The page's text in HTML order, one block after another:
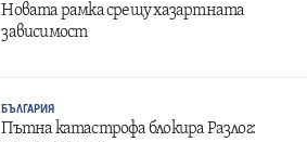
Новата рамка срещу хазартната
зависимост
БЪЛГАРИЯ
Пътна катастрофа блокира Разлог: